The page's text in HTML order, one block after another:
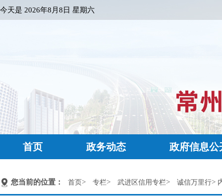
今天是 2026年8月8日 星期六
首页 政务动态 政府信息公
您当前的位置： 首页> 专栏> 武进区信用专栏> 诚信万里行>